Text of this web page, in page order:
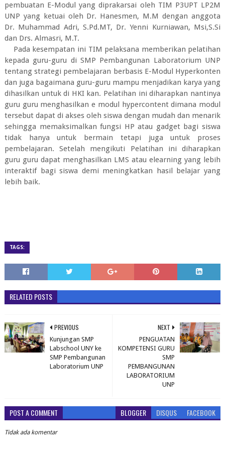
pembuatan E-Modul yang diprakarsai oleh TIM P3UPT LP2M
UNP yang ketuai oleh Dr. Hanesmen, M.M dengan anggota
Dr. Muhammad Adri, S.Pd.MT, Dr. Yenni Kurniawan, Msi,S.Si
dan Drs. Almasri, M.T.
Pada kesempatan ini TIM pelaksana memberikan pelatihan
kepada guru-guru di SMP Pembangunan Laboratorium UNP
tentang strategi pembelajaran berbasis E-Modul Hyperkonten
dan juga bagaimana guru-guru mampu menjadikan karya yang
dihasilkan untuk di HKI kan. Pelatihan ini diharapkan nantinya
guru guru menghasilkan e modul hypercontent dimana modul
tersebut dapat di akses oleh siswa dengan mudah dan menarik
sehingga memaksimalkan fungsi HP atau gadget bagi siswa
tidak hanya untuk bermain tetapi juga untuk proses
pembelajaran. Setelah mengikuti Pelatihan ini diharapkan
guru guru dapat menghasilkan LMS atau elearning yang lebih
interaktif bagi siswa demi meningkatkan hasil belajar yang
lebih baik.
TAGS:
RELATED POSTS
NEXT
PENGUATAN
KOMPETENSI GURU
SMP
PEMBANGUNAN
LABORATORIUM
UNP
PREVIOUS
Kunjungan SMP
Labschool UNY ke
SMP Pembangunan
Laboratorium UNP
POST A COMMENT BLOGGER DISQUS FACEBOOK
Tidak ada komentar